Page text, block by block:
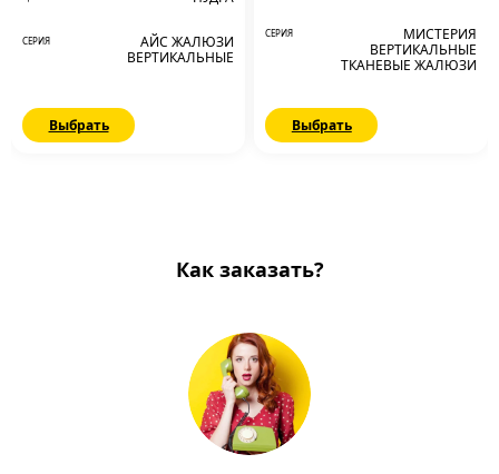
СЕРИЯ
АЙС ЖАЛЮЗИ
ВЕРТИКАЛЬНЫЕ
Выбрать
СЕРИЯ
МИСТЕРИЯ
ВЕРТИКАЛЬНЫЕ
ТКАНЕВЫЕ ЖАЛЮЗИ
Выбрать
Как заказать?